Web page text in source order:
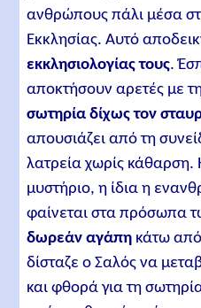
ανθρώπους πάλι μέσα
Εκκλησίας. Αυτό
εκκλησιολογίας τους.
αποκτήσουν αρετές με
σωτηρία δίχως τον
απουσιάζει από τη
λατρεία χωρίς κάθαρση.
μυστήριο, η ίδια η
φαίνεται στα πρόσωπα
δωρεάν αγάπη κάτω
δίσταζε ο Σαλός να
και φθορά για τη